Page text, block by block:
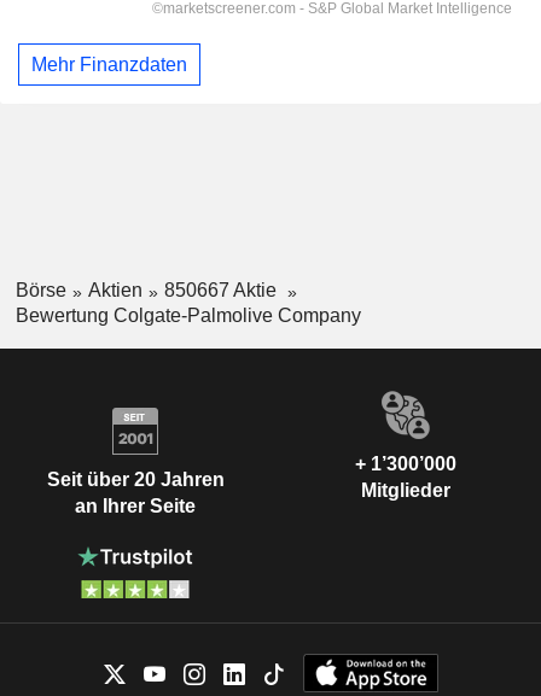
Mehr Finanzdaten
Börse Aktien
850667 Aktie
Bewertung Colgate-Palmolive Company
Seit über 20 Jahren
an Ihrer Seite
+ 1’300’000
Mitglieder